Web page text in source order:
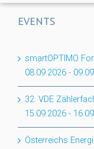
EVENTS
smartOPTIMO
08.09.2026 -
32. VDE
15.09.2026 -
Österreichs